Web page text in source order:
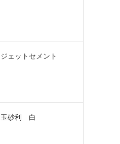
ジェットセメント
玉砂利 白